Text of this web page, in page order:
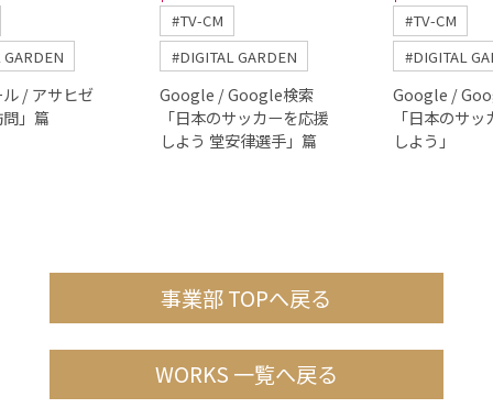
/ アサヒゼ
」篇
#TV-CM
#DIGITAL GARDEN
Google / Google検索
「日本のサッカーを応援
しよう 堂安律選手」篇
#TV-CM
#DIGITAL
Google /
「日本のサ
しよう」
事業部 TOPへ戻る
WORKS 一覧へ戻る